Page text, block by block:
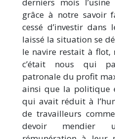
grâce à notre savoir
cessé d’investir dans
laissé la situation se
le navire restait à flot,
c’était nous qui
patronale du profit
ainsi que la politique
qui avait réduit à
de travailleurs
devoir mendier